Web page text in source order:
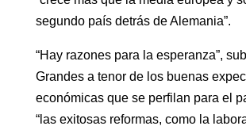
segundo país detrás de Alemania”.
“Hay razones para la esperanza”,
Grandes a tenor de los buenas
económicas que se perfilan para el
“las exitosas reformas, como la